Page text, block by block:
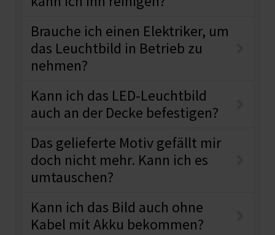
Brauche ich einen Elektriker, um
das Leuchtbild in Betrieb zu
nehmen?
Kann ich das LED-Leuchtbild
auch an der Decke befestigen?
Das gelieferte Motiv gefällt mir
doch nicht mehr. Kann ich es
umtauschen?
Kann ich das Bild auch ohne
Kabel mit Akku bekommen?